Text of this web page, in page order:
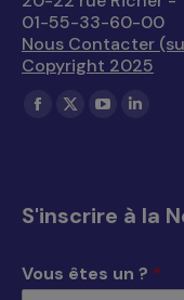
01-55-33-60-00
Nous Contacter
Copyright 2025
Trouvez nous sur :
La
dans
nouvelle
La
dans
nouvelle
La
dans
nouvelle
La
dans
S'inscrire à la
Vous êtes un ? *